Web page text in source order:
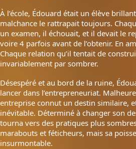
À l’école, Édouard était un élève
malchance le rattrapait toujours.
un examen, il échouait, et il devait le
voire 4 parfois avant de l’obtenir. En
Chaque relation qu’il tentait de
invariablement par sombrer.
Désespéré et au bord de la ruine,
lancer dans l’entrepreneuriat.
entreprise connut un destin similaire,
inévitable. Déterminé à changer son
tourna vers des pratiques plus
marabouts et féticheurs, mais sa
insurmontable.